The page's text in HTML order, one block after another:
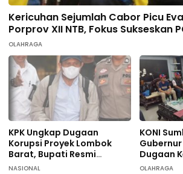
Kericuhan Sejumlah Cabor Picu
Porprov XII NTB, Fokus Sukseskan
OLAHRAGA
KPK Ungkap Dugaan
Korupsi Proyek Lombok
Barat, Bupati Resmi
Tersangka
NASIONAL
KONI
Dugaan
terhadap
OLAHRAGA